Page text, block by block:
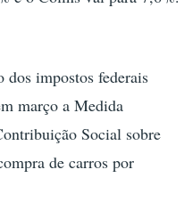
impostos federais
março a Medida
Social sobre
de carros por